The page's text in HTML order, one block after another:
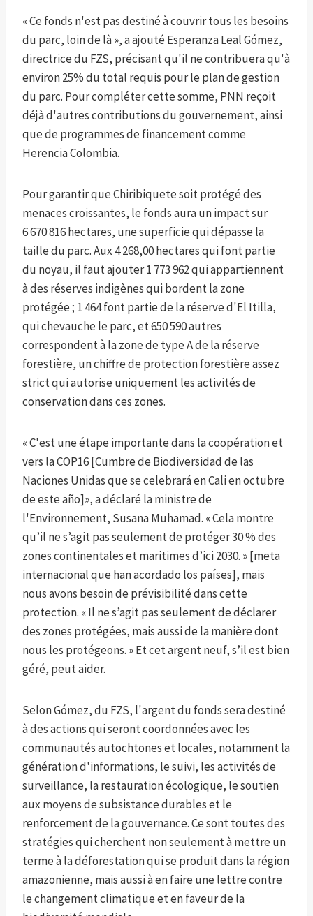
« Ce fonds n'est pas destiné à couvrir tous les besoins
du parc, loin de là », a ajouté Esperanza Leal Gómez,
directrice du FZS, précisant qu'il ne contribuera qu'à
environ 25% du total requis pour le plan de gestion
du parc. Pour compléter cette somme, PNN reçoit
déjà d'autres contributions du gouvernement, ainsi
que de programmes de financement comme
Herencia Colombia.
Pour garantir que Chiribiquete soit protégé des
menaces croissantes, le fonds aura un impact sur
6 670 816 hectares, une superficie qui dépasse la
taille du parc. Aux 4 268,00 hectares qui font partie
du noyau, il faut ajouter 1 773 962 qui appartiennent
à des réserves indigènes qui bordent la zone
protégée ; 1 464 font partie de la réserve d'El Itilla,
qui chevauche le parc, et 650 590 autres
correspondent à la zone de type A de la réserve
forestière, un chiffre de protection forestière assez
strict qui autorise uniquement les activités de
conservation dans ces zones.
« C'est une étape importante dans la coopération et
vers la COP16 [Cumbre de Biodiversidad de las
Naciones Unidas que se celebrará en Cali en octubre
de este año]», a déclaré la ministre de
l'Environnement, Susana Muhamad. « Cela montre
qu’il ne s’agit pas seulement de protéger 30 % des
zones continentales et maritimes d’ici 2030. » [meta
internacional que han acordado los países], mais
nous avons besoin de prévisibilité dans cette
protection. « Il ne s’agit pas seulement de déclarer
des zones protégées, mais aussi de la manière dont
nous les protégeons. » Et cet argent neuf, s’il est bien
géré, peut aider.
Selon Gómez, du FZS, l'argent du fonds sera destiné
à des actions qui seront coordonnées avec les
communautés autochtones et locales, notamment la
génération d'informations, le suivi, les activités de
surveillance, la restauration écologique, le soutien
aux moyens de subsistance durables et le
renforcement de la gouvernance. Ce sont toutes des
stratégies qui cherchent non seulement à mettre un
terme à la déforestation qui se produit dans la région
amazonienne, mais aussi à en faire une lettre contre
le changement climatique et en faveur de la